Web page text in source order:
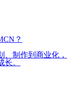
？
、制作到商业化，
。